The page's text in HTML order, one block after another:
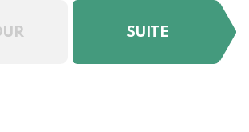
SUITE